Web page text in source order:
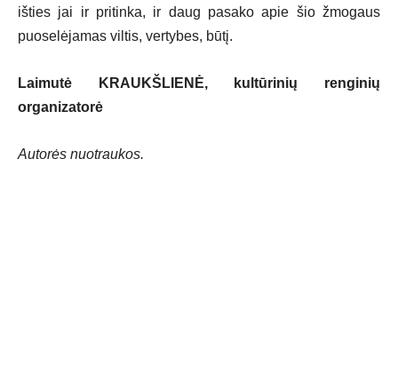
išties jai ir pritinka, ir daug pasako apie šio žmogaus
puoselėjamas viltis, vertybes, būtį.
Laimutė KRAUKŠLIENĖ, kultūrinių renginių
organizatorė
Autorės nuotraukos.